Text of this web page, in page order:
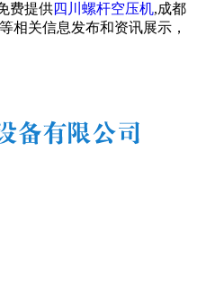
费提供四川螺杆空压机,成都
相关信息发布和资讯展示，